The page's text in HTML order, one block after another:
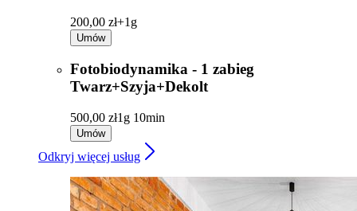
200,00 zł+1g
Umów
Fotobiodynamika - 1 zabieg
Twarz+Szyja+Dekolt
500,00 zł1g 10min
Umów
Odkryj więcej usług